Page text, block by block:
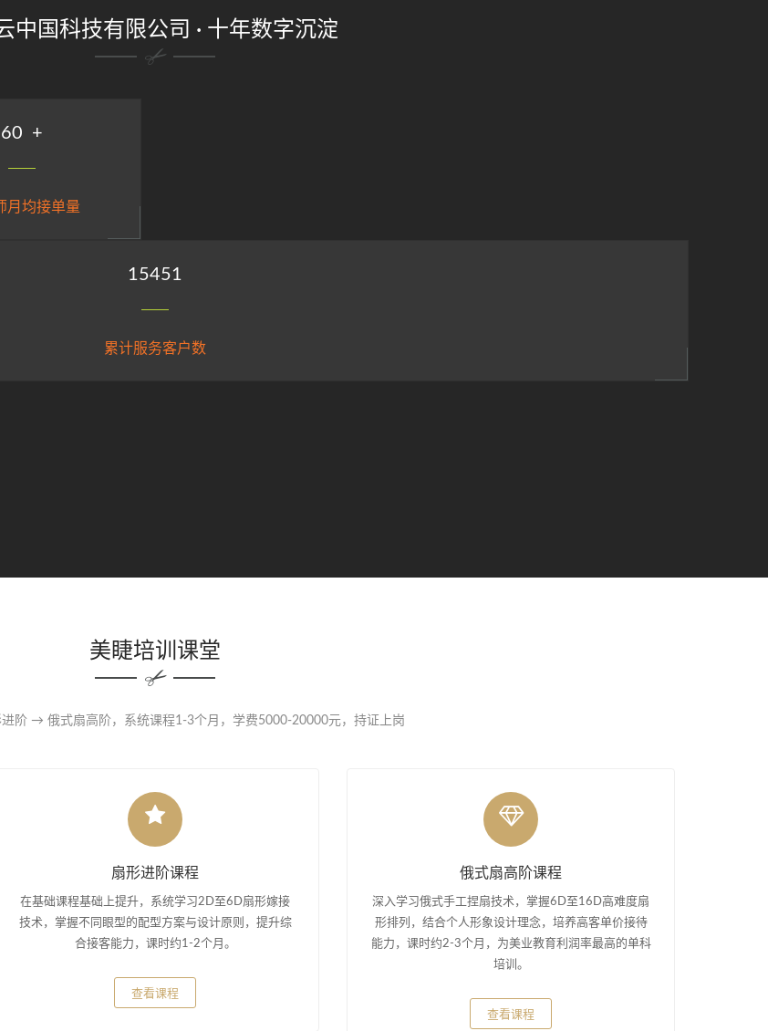
中国科技有限公司 · 十年数字沉淀
60 +
月均接单量
15451
累计服务客户数
美睫培训课堂
阶 → 俄式扇高阶，系统课程1-3个月，学费5000-20000元，持证上岗
扇形进阶课程
在基础课程基础上提升，系统学习2D至6D扇形嫁接
技术，掌握不同眼型的配型方案与设计原则，提升综
合接客能力，课时约1-2个月。
查看课程
俄式扇高阶课程
深入学习俄式手工捏扇技术，掌握6D至16D高难度扇
形排列，结合个人形象设计理念，培养高客单价接待
能力，课时约2-3个月，为美业教育利润率最高的单科
培训。
查看课程